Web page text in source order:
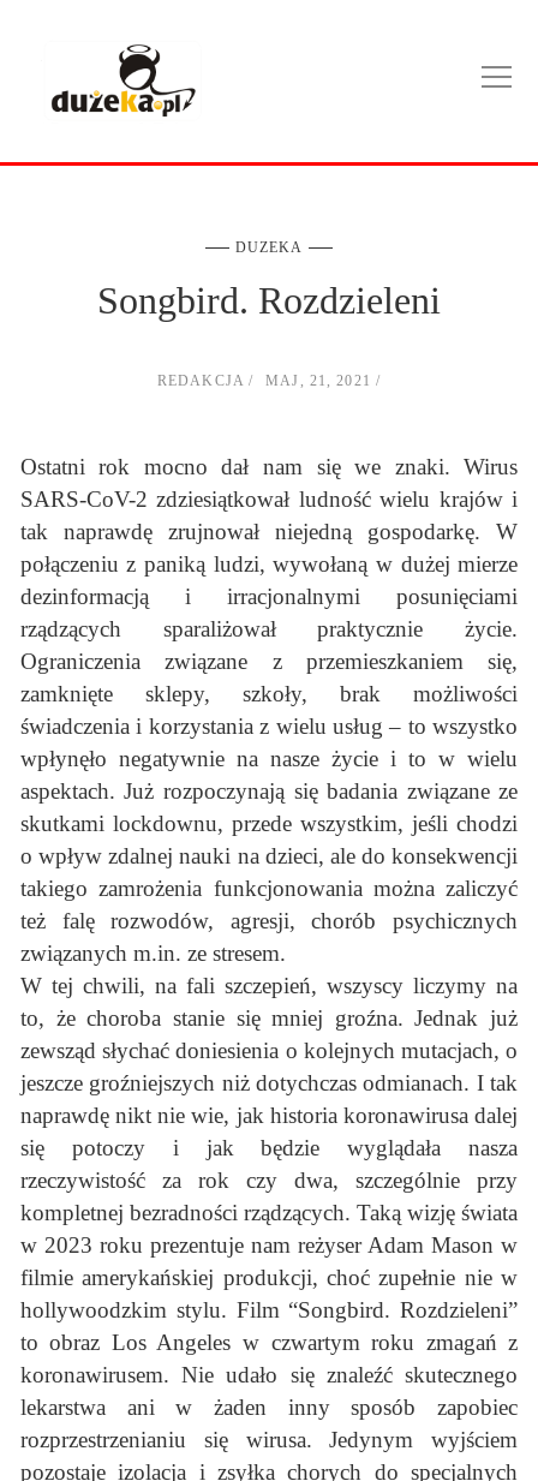
DUZEKA
Songbird. Rozdzieleni
REDAKCJA MAJ, 21, 2021
Ostatni rok mocno dał nam się we znaki. Wirus
SARS-CoV-2 zdziesiątkował ludność wielu krajów i
tak naprawdę zrujnował niejedną gospodarkę. W
połączeniu z paniką ludzi, wywołaną w dużej mierze
dezinformacją i irracjonalnymi posunięciami
rządzących sparaliżował praktycznie życie.
Ograniczenia związane z przemieszkaniem się,
zamknięte sklepy, szkoły, brak możliwości
świadczenia i korzystania z wielu usług – to wszystko
wpłynęło negatywnie na nasze życie i to w wielu
aspektach. Już rozpoczynają się badania związane ze
skutkami lockdownu, przede wszystkim, jeśli chodzi
o wpływ zdalnej nauki na dzieci, ale do konsekwencji
takiego zamrożenia funkcjonowania można zaliczyć
też falę rozwodów, agresji, chorób psychicznych
związanych m.in. ze stresem.
W tej chwili, na fali szczepień, wszyscy liczymy na
to, że choroba stanie się mniej groźna. Jednak już
zewsząd słychać doniesienia o kolejnych mutacjach, o
jeszcze groźniejszych niż dotychczas odmianach. I tak
naprawdę nikt nie wie, jak historia koronawirusa dalej
się potoczy i jak będzie wyglądała nasza
rzeczywistość za rok czy dwa, szczególnie przy
kompletnej bezradności rządzących. Taką wizję świata
w 2023 roku prezentuje nam reżyser Adam Mason w
filmie amerykańskiej produkcji, choć zupełnie nie w
hollywoodzkim stylu. Film “Songbird. Rozdzieleni”
to obraz Los Angeles w czwartym roku zmagań z
koronawirusem. Nie udało się znaleźć skutecznego
lekarstwa ani w żaden inny sposób zapobiec
rozprzestrzenianiu się wirusa. Jedynym wyjściem
pozostaje izolacja i zsyłka chorych do specjalnych